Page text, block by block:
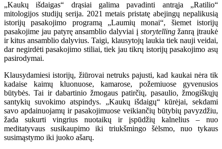
„Kaukų išdaigas“ drąsiai galima pavadinti antrąja „Ratilio“
mitologijos studijų serija. 2021 metais pristatę abejingų nepalikusią
istorijų pasakojimo programą „Laumių monai“, šiemet istorijų
pasakojime jau patyrę ansamblio dalyviai į storytellingžanrą įtraukė
ir kitus ansamblio dalyvius. Taigi, klausytojų laukia tiek nauji veidai,
dar negirdėti pasakojimo stiliai, tiek jau tikrų istorijų pasakojimo asų
pasirodymai.
Klausydamiesi istorijų, žiūrovai netruks pajusti, kad kaukai nėra tik
kadaise kaimų kluonuose, kamarose, požemiuose gyvenusios
būtybės. Tai ir dabartinio žmogaus patirčių, pasaulio, žmogiškųjų
santykių suvokimo atspindys. „Kaukų išdaigų“ kūrėjai, sekdami
savo apdainuojamų ir pasakojimuose veikiančių būtybių pavyzdžiu,
žada sukurti vingrius nuotaikų ir įspūdžių kalnelius – nuo
meditatyvaus susikaupimo iki triukšmingo šėlsmo, nuo tykaus
susimąstymo iki juoko ašarų.